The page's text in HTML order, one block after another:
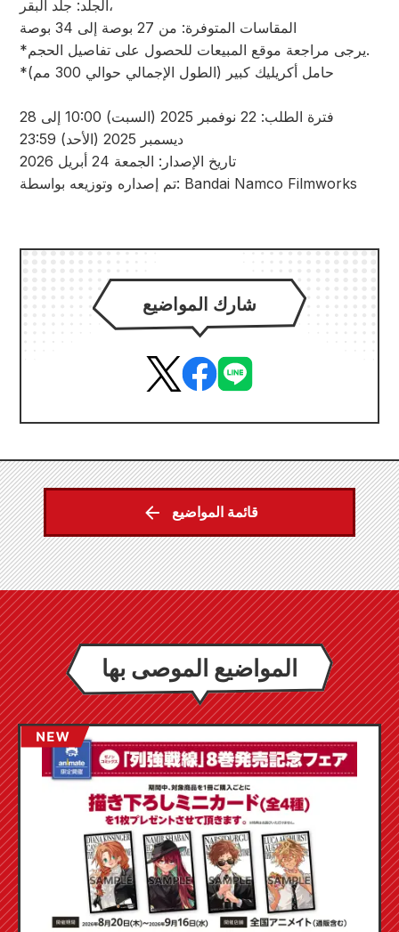
الجلد: جلد البقر،
المقاسات المتوفرة: من 27 بوصة إلى 34 بوصة
*يرجى مراجعة موقع المبيعات للحصول على تفاصيل الحجم.
*حامل أكريليك كبير (الطول الإجمالي حوالي 300 مم)
فترة الطلب: 22 نوفمبر 2025 (السبت) 10:00 إلى 28
ديسمبر 2025 (الأحد) 23:59
تاريخ الإصدار: الجمعة 24 أبريل 2026
تم إصداره وتوزيعه بواسطة: Bandai Namco Filmworks
شارك المواضيع
قائمة المواضيع
المواضيع الموصى بها